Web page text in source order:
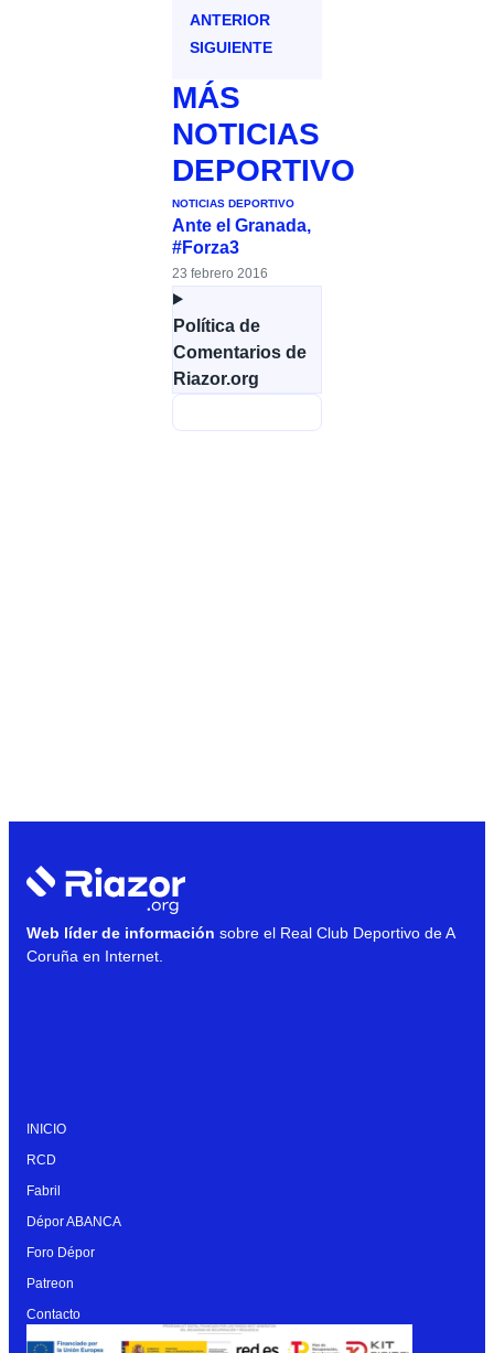
ANTERIOR
SIGUIENTE
MÁS
NOTICIAS
DEPORTIVO
NOTICIAS DEPORTIVO
Ante el Granada,
#Forza3
23 febrero 2016
Política de
Comentarios de
Riazor.org
Web líder de información sobre el Real Club Deportivo de A
Coruña en Internet.
INICIO
RCD
Fabril
Dépor ABANCA
Foro Dépor
Patreon
Contacto